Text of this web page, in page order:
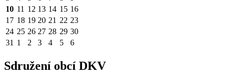
10 11 12 13 14 15 16
17 18 19 20 21 22 23
24 25 26 27 28 29 30
31 1 2 3 4 5 6
Sdružení obcí DKV